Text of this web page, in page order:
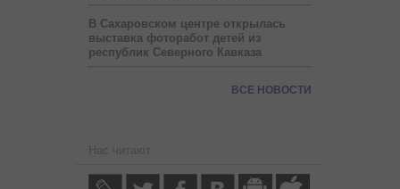
В Сахаровском центре открылась
выставка фоторабот детей из
республик Северного Кавказа
ВСЕ НОВОСТИ
Нас читают